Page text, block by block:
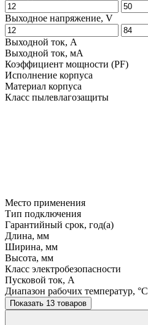
Выходное напряжение, V
Выходной ток, A
Выходной ток, мA
Коэффициент мощности (PF)
Исполнение корпуса
Материал корпуса
Класс пылевлагозащиты
Место применения
Тип подключения
Гарантийный срок, год(а)
Длина, мм
Ширина, мм
Высота, мм
Класс электробезопасности
Пусковой ток, A
Диапазон рабочих температур, °C
Показать 13 товаров